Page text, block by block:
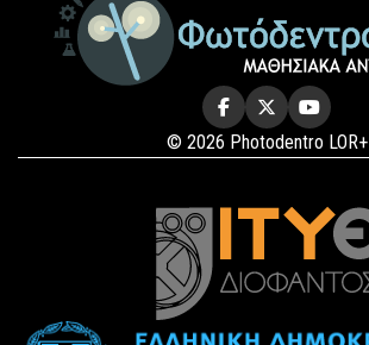
© 2026 Photodentro LOR+